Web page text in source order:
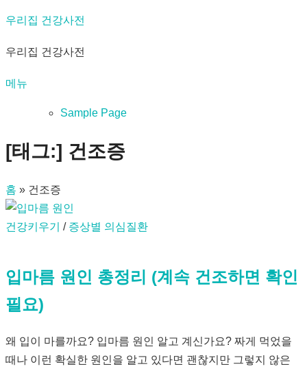
내
으
기
우리집 건강사전
우리집 건강사전
메뉴
Sample Page
[태그:] 건조증
홈 » 건조증
건강키우기 / 증상별 의심질환
입마름 원인 총정리 (계속 건조하면 확인
필요)
왜 입이 마를까요? 입마름 원인 알고 계신가요? 짜게 먹었을
때나 이런 확실한 원인을 알고 있다면 괜찮지만 그렇지 않은